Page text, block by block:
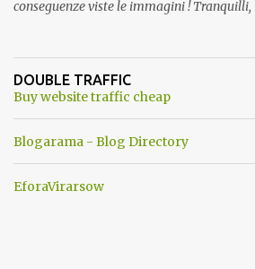
conseguenze viste le immagini ! Tranquilli,
ancora una fantasia Nato o forse una
una guerra mondiale che difficilmente da
DOUBLE TRAFFIC
Buy website traffic cheap
Blogarama - Blog Directory
EforaVirarsow